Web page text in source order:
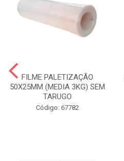
FILME PALETIZAÇÃO
50X25MM (MEDIA 3KG) SEM
TARUGO
Código: 67782